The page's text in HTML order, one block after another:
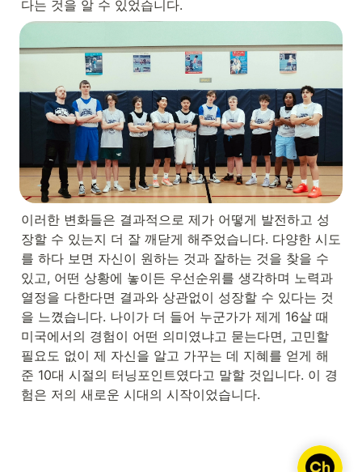
다는 것을 알 수 있었습니다.
이러한 변화들은 결과적으로 제가 어떻게 발전하고 성
장할 수 있는지 더 잘 깨닫게 해주었습니다. 다양한 시도
를 하다 보면 자신이 원하는 것과 잘하는 것을 찾을 수
있고, 어떤 상황에 놓이든 우선순위를 생각하며 노력과
열정을 다한다면 결과와 상관없이 성장할 수 있다는 것
을 느꼈습니다. 나이가 더 들어 누군가가 제게 16살 때
미국에서의 경험이 어떤 의미였냐고 묻는다면, 고민할
필요도 없이 제 자신을 알고 가꾸는 데 지혜를 얻게 해
준 10대 시절의 터닝포인트였다고 말할 것입니다. 이 경
험은 저의 새로운 시대의 시작이었습니다.